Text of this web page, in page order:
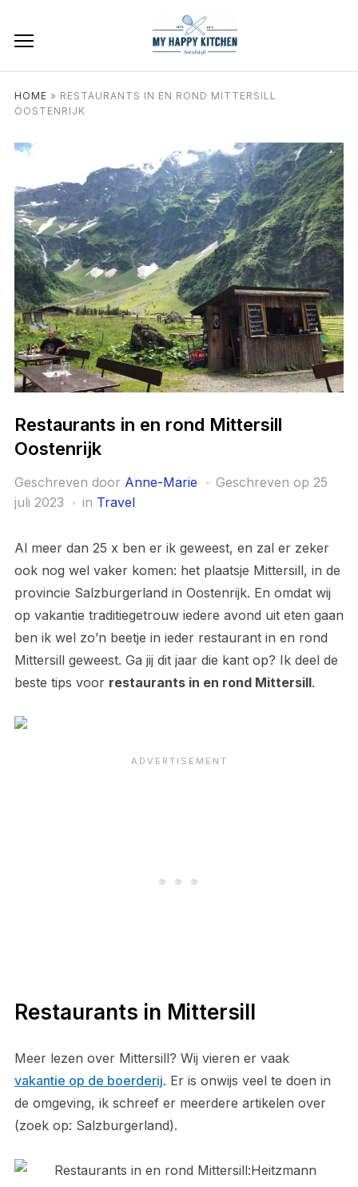
HOME » RESTAURANTS IN EN ROND MITTERSILL
OOSTENRIJK
Restaurants in en rond Mittersill
Oostenrijk
Geschreven door Anne-Marie Geschreven op 25
juli 2023
in Travel
Al meer dan 25 x ben er ik geweest, en zal er zeker
ook nog wel vaker komen: het plaatsje Mittersill, in de
provincie Salzburgerland in Oostenrijk. En omdat wij
op vakantie traditiegetrouw iedere avond uit eten gaan
ben ik wel zo’n beetje in ieder restaurant in en rond
Mittersill geweest. Ga jij dit jaar die kant op? Ik deel de
beste tips voor restaurants in en rond Mittersill.
Restaurants in Mittersill
Meer lezen over Mittersill? Wij vieren er vaak
vakantie op de boerderij. Er is onwijs veel te doen in
de omgeving, ik schreef er meerdere artikelen over
(zoek op: Salzburgerland).